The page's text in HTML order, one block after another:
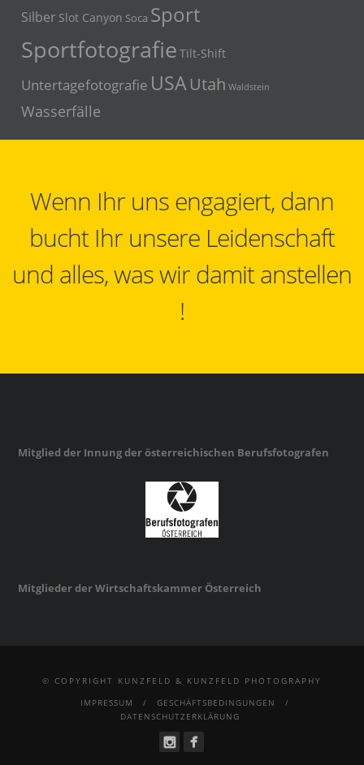
Silber Slot Canyon Soca Sport
Sportfotografie Tilt-Shift
Untertagefotografie USAUtah Waldstein
Wasserfälle
Wenn Ihr uns engagiert, dann
bucht Ihr unsere Leidenschaft
und alles, was wir damit anstellen
!
Mitglied der Innung der österreichischen Berufsfotografen
Mitglieder der Wirtschaftskammer Österreich
© COPYRIGHT KUNZFELD & KUNZFELD PHOTOGRAPHY
IMPRESSUM
GESCHÄFTSBEDINGUNGEN
DATENSCHUTZERKLÄRUNG